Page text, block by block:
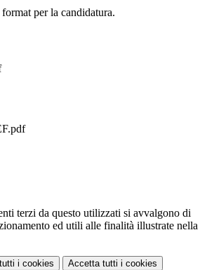
per la candidatura.
terzi da questo utilizzati si avvalgono di
ed utili alle finalità illustrate nella
i cookies Accetta tutti i cookies